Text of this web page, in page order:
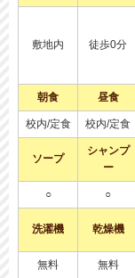
敷地内 徒歩0分
朝食 昼食
校内/定食 校内/定食
ソープ
シャンプ
ー
○ ○
洗濯機 乾燥機
無料 無料